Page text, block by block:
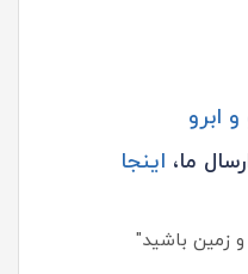
ابرو
ما، اینجا
زمین باشید"